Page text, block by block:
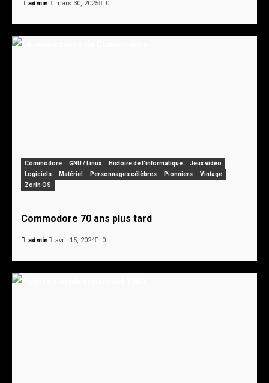
admin mars 30, 2025 0
Commodore GNU / Linux Histoire de l'informatique
Jeux vidéo
Logiciels
Matériel Personnages célèbres Pionniers
Vintage
Zorin OS
Commodore 70 ans plus tard
admin avril 15, 2024 0